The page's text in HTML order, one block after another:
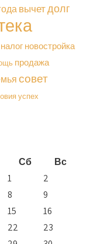
вычетдолг
налог новостройка
продажа
совет
успех
Сб
Вс
1
2
8
9
15
16
22
23